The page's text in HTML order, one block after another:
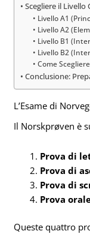
Scegliere il Livello
Livello A1
Livello A2
Livello B1
Livello B2
Come
Conclusione:
L’Esame di
Il Norskprøven è
Prova di
Prova di
Prova di
Prova
Queste quattro